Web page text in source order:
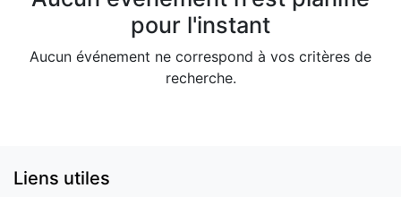
pour l'instant
Aucun événement ne correspond à vos critères de
recherche.
Liens utiles